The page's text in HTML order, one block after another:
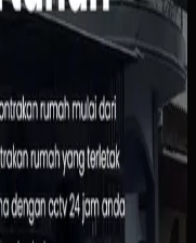
kamar yang
dan dasbor
Pemilik bisa
sementara calon
manual untuk